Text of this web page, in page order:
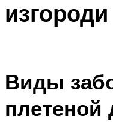
Виды
плетеной